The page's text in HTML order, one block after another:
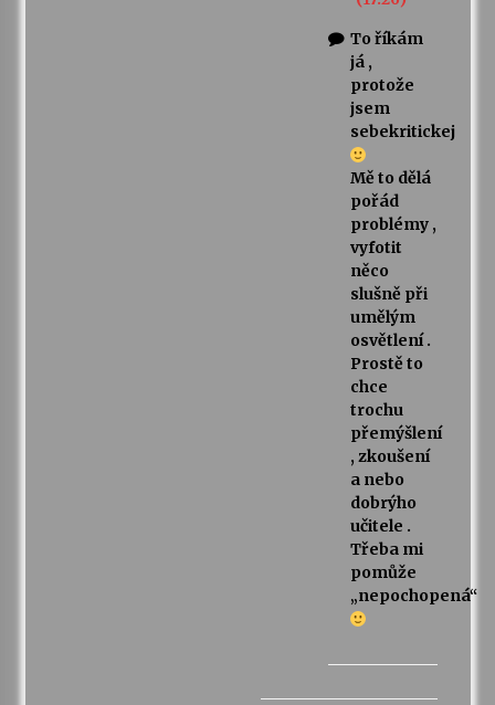
To říkám
já ,
protože
jsem
sebekritickej
Mě to dělá
pořád
problémy ,
vyfotit
něco
slušně při
umělým
osvětlení .
Prostě to
chce
trochu
přemýšlení
, zkoušení
a nebo
dobrýho
učitele .
Třeba mi
pomůže
„nepochopená“